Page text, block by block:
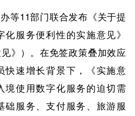
等11部门联合发布《关于提
服务便利性的实施意见》
见》）。在免签政策叠加效应
快速增长背景下，《实施意
境使用数字化服务的迫切需
础服务、支付服务、旅游服